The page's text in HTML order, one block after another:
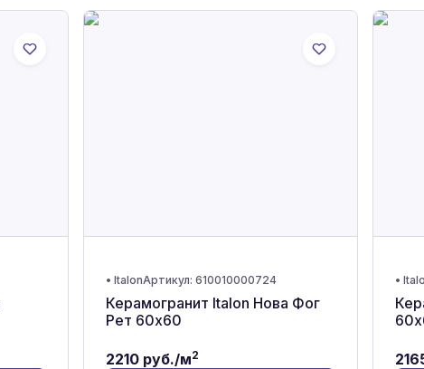
• ItalonАртикул: 610010000724
Керамогранит Italon Нова Фог
Рет 60x60
2210 руб./м2
•